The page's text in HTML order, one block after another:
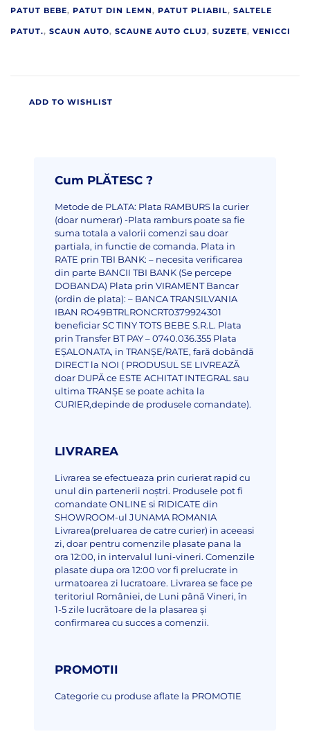
PATUT BEBE, PATUT DIN LEMN, PATUT PLIABIL, SALTELE
PATUT., SCAUN AUTO, SCAUNE AUTO CLUJ, SUZETE, VENICCI
ADD TO WISHLIST
Cum PLĂTESC ?
Metode de PLATA: Plata RAMBURS la curier
(doar numerar) -Plata ramburs poate sa fie
suma totala a valorii comenzi sau doar
partiala, in functie de comanda. Plata in
RATE prin TBI BANK: – necesita verificarea
din parte BANCII TBI BANK (Se percepe
DOBANDA) Plata prin VIRAMENT Bancar
(ordin de plata): – BANCA TRANSILVANIA
IBAN RO49BTRLRONCRT0379924301
beneficiar SC TINY TOTS BEBE S.R.L. Plata
prin Transfer BT PAY – 0740.036.355 Plata
EȘALONATA, in TRANȘE/RATE, fară dobândă
DIRECT la NOI ( PRODUSUL SE LIVREAZĂ
doar DUPĂ ce ESTE ACHITAT INTEGRAL sau
ultima TRANȘE se poate achita la
CURIER,depinde de produsele comandate).
LIVRAREA
Livrarea se efectueaza prin curierat rapid cu
unul din partenerii noștri. Produsele pot fi
comandate ONLINE si RIDICATE din
SHOWROOM-ul JUNAMA ROMANIA
Livrarea(preluarea de catre curier) in aceeasi
zi, doar pentru comenzile plasate pana la
ora 12:00, in intervalul luni-vineri. Comenzile
plasate dupa ora 12:00 vor fi prelucrate in
urmatoarea zi lucratoare. Livrarea se face pe
teritoriul României, de Luni până Vineri, în
1-5 zile lucrătoare de la plasarea și
confirmarea cu succes a comenzii.
PROMOTII
Categorie cu produse aflate la PROMOTIE